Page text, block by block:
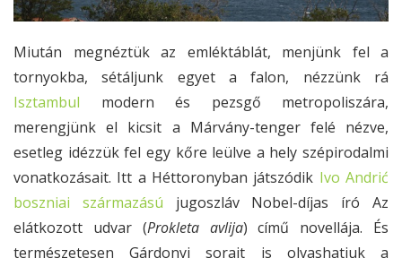
Miután megnéztük az emléktáblát, menjünk fel a
tornyokba, sétáljunk egyet a falon, nézzünk rá
Isztambul modern és pezsgő metropoliszára,
merengjünk el kicsit a Márvány-tenger felé nézve,
esetleg idézzük fel egy kőre leülve a hely szépirodalmi
vonatkozásait. Itt a Héttoronyban játszódik Ivo Andrić
boszniai származású jugoszláv Nobel-díjas író Az
elátkozott udvar (Prokleta avlija) című novellája. És
természetesen Gárdonyi sorait is olvashatjuk a